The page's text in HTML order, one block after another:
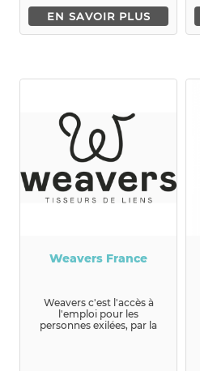
EN SAVOIR PLUS
Weavers France
Weavers c'est l'accès à
l'emploi pour les
personnes exilées, par la